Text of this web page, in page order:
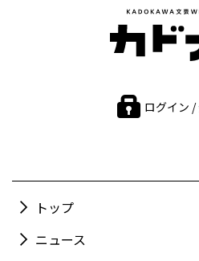
ログイン
トップ
ニュース